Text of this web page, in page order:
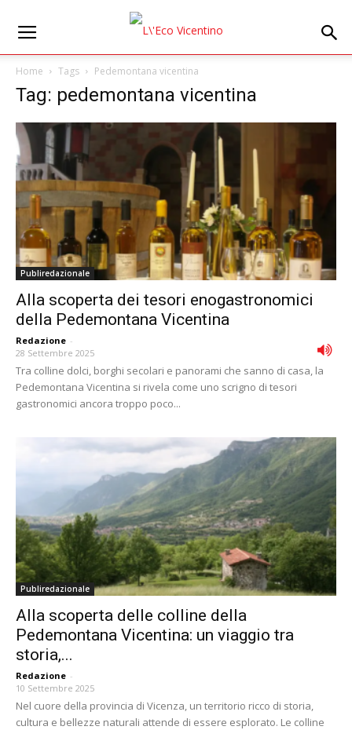
Home Tags Pedemontana vicentina
Tag: pedemontana vicentina
Publiredazionale
Alla scoperta dei tesori enogastronomici
della Pedemontana Vicentina
Redazione -
28 Settembre 2025
Tra colline dolci, borghi secolari e panorami che sanno di casa, la
Pedemontana Vicentina si rivela come uno scrigno di tesori
gastronomici ancora troppo poco...
Publiredazionale
Alla scoperta delle colline della
Pedemontana Vicentina: un viaggio tra
storia,...
Redazione -
10 Settembre 2025
Nel cuore della provincia di Vicenza, un territorio ricco di storia,
cultura e bellezze naturali attende di essere esplorato. Le colline